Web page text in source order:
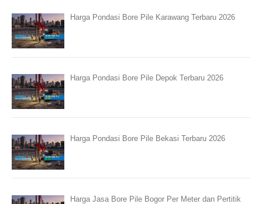
Harga Pondasi Bore Pile Karawang Terbaru 2026
Harga Pondasi Bore Pile Depok Terbaru 2026
Harga Pondasi Bore Pile Bekasi Terbaru 2026
Harga Jasa Bore Pile Bogor Per Meter dan Pertitik